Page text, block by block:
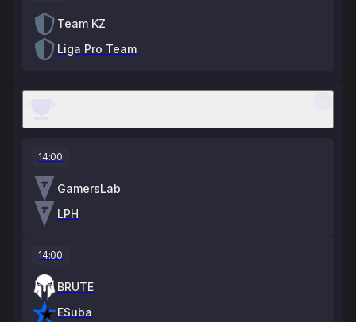
Team KZ
Liga Pro Team
14:00
GamersLab
LPH
14:00
BRUTE
ESuba